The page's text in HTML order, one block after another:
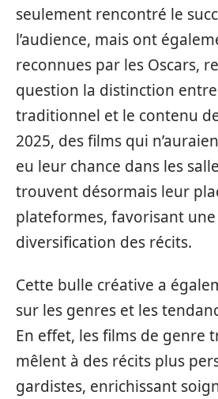
seulement rencontré le
l’audience, mais ont
reconnues par les Oscars,
question la distinction
traditionnel et le contenu
2025, des films qui
eu leur chance dans les
trouvent désormais leur
plateformes, favorisant
diversification des récits.
Cette bulle créative a
sur les genres et les
En effet, les films de genre
mêlent à des récits plus
gardistes, enrichissant